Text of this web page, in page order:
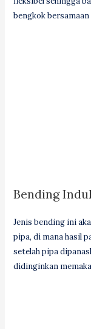
bengkok
Bending
Jenis bending ini
pipa, di mana hasil
setelah pipa
didinginkan